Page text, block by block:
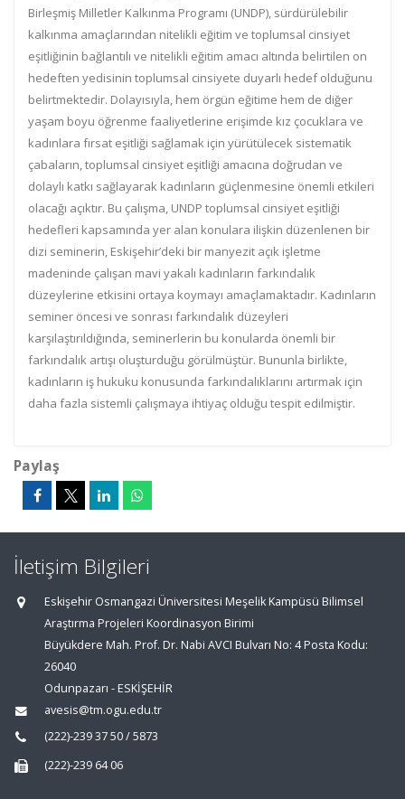
Birleşmiş Milletler Kalkınma Programı (UNDP), sürdürülebilir
kalkınma amaçlarından nitelikli eğitim ve toplumsal cinsiyet
eşitliğinin bağlantılı ve nitelikli eğitim amacı altında belirtilen on
hedeften yedisinin toplumsal cinsiyete duyarlı hedef olduğunu
belirtmektedir. Dolayısıyla, hem örgün eğitime hem de diğer
yaşam boyu öğrenme faaliyetlerine erişimde kız çocuklara ve
kadınlara fırsat eşitliği sağlamak için yürütülecek sistematik
çabaların, toplumsal cinsiyet eşitliği amacına doğrudan ve
dolaylı katkı sağlayarak kadınların güçlenmesine önemli etkileri
olacağı açıktır. Bu çalışma, UNDP toplumsal cinsiyet eşitliği
hedefleri kapsamında yer alan konulara ilişkin düzenlenen bir
dizi seminerin, Eskişehir’deki bir manyezit açık işletme
madeninde çalışan mavi yakalı kadınların farkındalık
düzeylerine etkisini ortaya koymayı amaçlamaktadır. Kadınların
seminer öncesi ve sonrası farkındalık düzeyleri
karşılaştırıldığında, seminerlerin bu konularda önemli bir
farkındalık artışı oluşturduğu görülmüştür. Bununla birlikte,
kadınların iş hukuku konusunda farkındalıklarını artırmak için
daha fazla sistemli çalışmaya ihtiyaç olduğu tespit edilmiştir.
Paylaş
İletişim Bilgileri
Eskişehir Osmangazi Üniversitesi Meşelik Kampüsü Bilimsel
Araştırma Projeleri Koordinasyon Birimi
Büyükdere Mah. Prof. Dr. Nabi AVCI Bulvarı No: 4 Posta Kodu:
26040
Odunpazarı - ESKİŞEHİR
avesis@tm.ogu.edu.tr
(222)-239 37 50 / 5873
(222)-239 64 06